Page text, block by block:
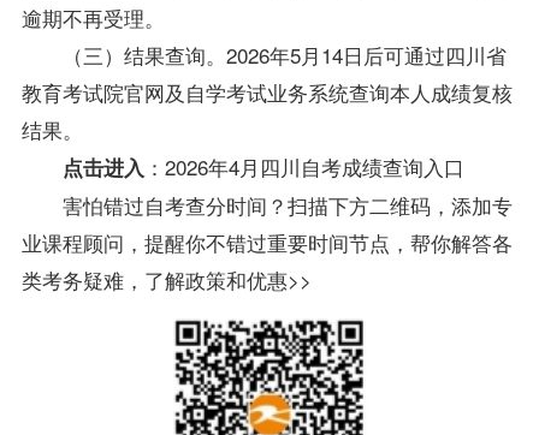
逾期不再受理。
（三）结果查询。2026年5月14日后可通过四川省
教育考试院官网及自学考试业务系统查询本人成绩复核
结果。
点击进入 ： 2026年4月四川自考成绩查询入口
害怕错过自考查分时间？扫描下方二维码，添加专
业课程顾问，提醒你不错过重要时间节点，帮你解答各
类考务疑难，了解政策和优惠>>